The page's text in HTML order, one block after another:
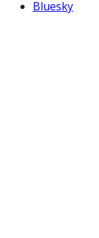
Bluesky